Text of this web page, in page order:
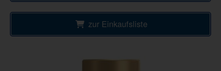
zur Einkaufsliste